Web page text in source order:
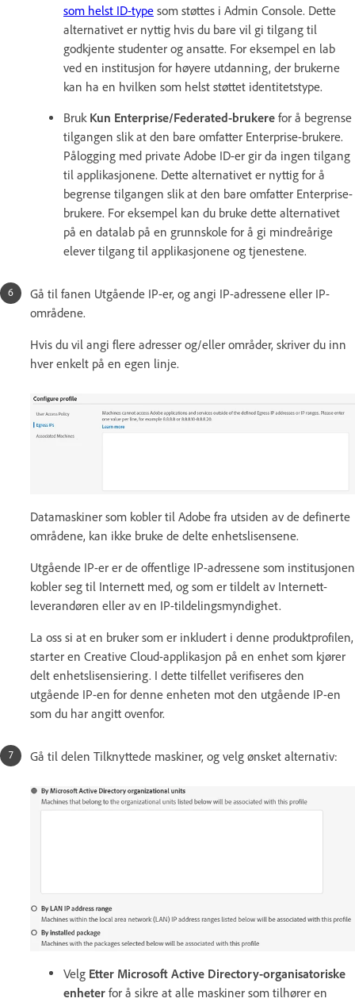
som helst ID-type som støttes i Admin Console. Dette
alternativet er nyttig hvis du bare vil gi tilgang til
godkjente studenter og ansatte. For eksempel en lab
ved en institusjon for høyere utdanning, der brukerne
kan ha en hvilken som helst støttet identitetstype.
Bruk Kun Enterprise/Federated-brukere for å begrense
tilgangen slik at den bare omfatter Enterprise-brukere.
Pålogging med private Adobe ID-er gir da ingen tilgang
til applikasjonene. Dette alternativet er nyttig for å
begrense tilgangen slik at den bare omfatter Enterprise-
brukere. For eksempel kan du bruke dette alternativet
på en datalab på en grunnskole for å gi mindreårige
elever tilgang til applikasjonene og tjenestene.
Gå til fanen Utgående IP-er, og angi IP-adressene eller IP-
områdene.
Hvis du vil angi flere adresser og/eller områder, skriver du inn
hver enkelt på en egen linje.
Datamaskiner som kobler til Adobe fra utsiden av de definerte
områdene, kan ikke bruke de delte enhetslisensene.
Utgående IP-er er de offentlige IP-adressene som institusjonen
kobler seg til Internett med, og som er tildelt av Internett-
leverandøren eller av en IP-tildelingsmyndighet.
La oss si at en bruker som er inkludert i denne produktprofilen,
starter en Creative Cloud-applikasjon på en enhet som kjører
delt enhetslisensiering. I dette tilfellet verifiseres den
utgående IP-en for denne enheten mot den utgående IP-en
som du har angitt ovenfor.
Gå til delen Tilknyttede maskiner, og velg ønsket alternativ:
Velg Etter Microsoft Active Directory-organisatoriske
enheter for å sikre at alle maskiner som tilhører en